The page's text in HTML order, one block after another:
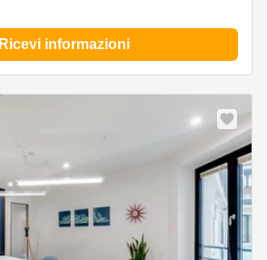
Ricevi informazioni